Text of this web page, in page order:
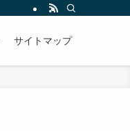
サイトマップ